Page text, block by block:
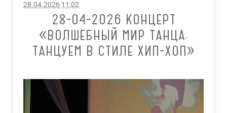
28.04.2026 11:02
28-04-2026 КОНЦЕРТ
«ВОЛШЕБНЫЙ МИР ТАНЦА.
ТАНЦУЕМ В СТИЛЕ ХИП-ХОП»